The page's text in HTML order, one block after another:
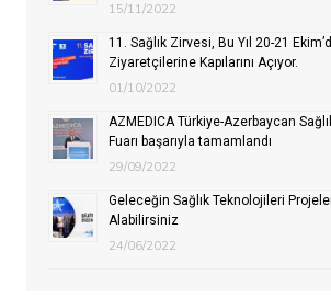
15/11/2022
11. Sağlık Zirvesi, Bu Yıl 20-21
Ziyaretçilerine Kapılarını Açıyor.
01/10/2022
AZMEDICA Türkiye-Azerbaycan
Fuarı başarıyla tamamlandı
29/09/2022
Geleceğin Sağlık Teknolojileri
Alabilirsiniz
24/06/2022